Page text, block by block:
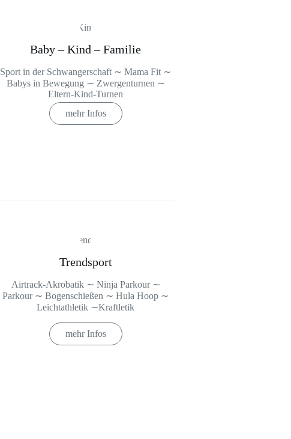
Baby – Kind – Familie
Sport in der Schwangerschaft ∼ Mama Fit ∼
Babys in Bewegung ∼ Zwergenturnen ∼
Eltern-Kind-Turnen
mehr Infos
Trendsport
Airtrack-Akrobatik ∼ Ninja Parkour ∼
Parkour ∼ Bogenschießen ∼ Hula Hoop ∼
Leichtathletik ∼Kraftletik
mehr Infos